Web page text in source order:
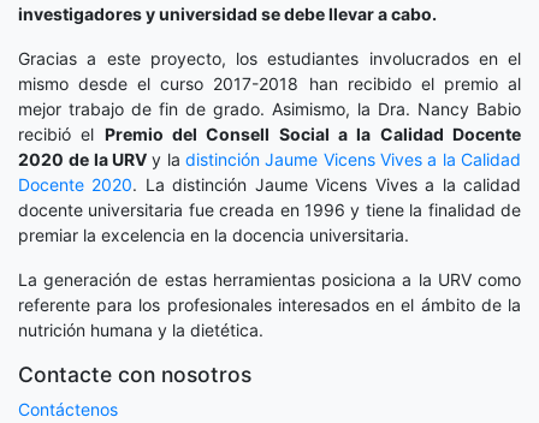
investigadores y universidad se debe llevar a cabo.
Gracias a este proyecto, los estudiantes involucrados en el
mismo desde el curso 2017-2018 han recibido el premio al
mejor trabajo de fin de grado. Asimismo, la Dra. Nancy Babio
recibió el Premio del Consell Social a la Calidad Docente
2020 de la URV y ladistinción Jaume Vicens Vives a la Calidad
Docente 2020. La distinción Jaume Vicens Vives a la calidad
docente universitaria fue creada en 1996 y tiene la finalidad de
premiar la excelencia en la docencia universitaria.
La generación de estas herramientas posiciona a la URV como
referente para los profesionales interesados en el ámbito de la
nutrición humana y la dietética.
Contacte con nosotros
Contáctenos